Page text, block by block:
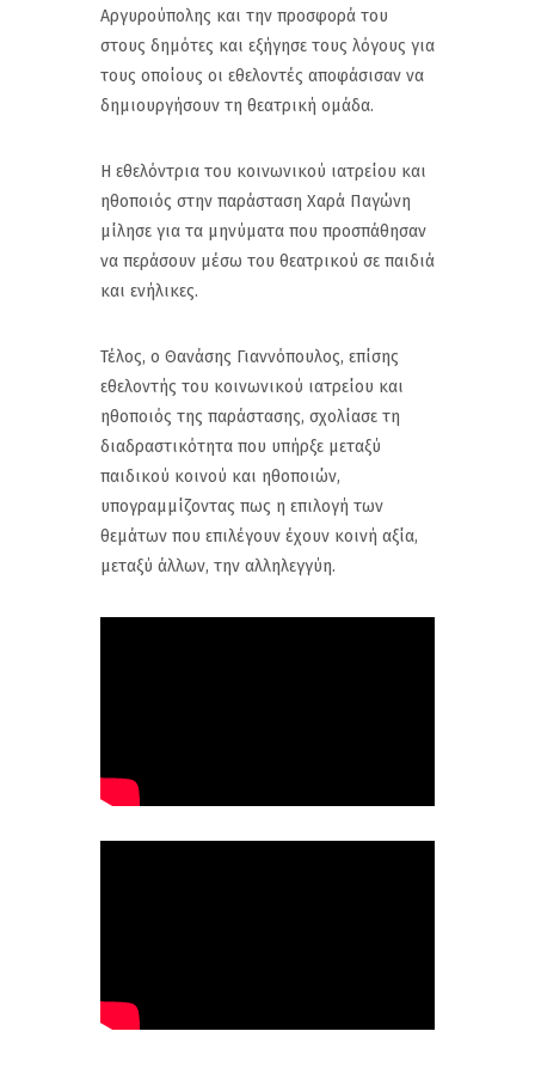
Αργυρούπολης και την προσφορά του
στους δημότες και εξήγησε τους λόγους για
τους οποίους οι εθελοντές αποφάσισαν να
δημιουργήσουν τη θεατρική ομάδα.
Η εθελόντρια του κοινωνικού ιατρείου και
ηθοποιός στην παράσταση Χαρά Παγώνη
μίλησε για τα μηνύματα που προσπάθησαν
να περάσουν μέσω του θεατρικού σε παιδιά
και ενήλικες.
Τέλος, ο Θανάσης Γιαννόπουλος, επίσης
εθελοντής του κοινωνικού ιατρείου και
ηθοποιός της παράστασης, σχολίασε τη
διαδραστικότητα που υπήρξε μεταξύ
παιδικού κοινού και ηθοποιών,
υπογραμμίζοντας πως η επιλογή των
θεμάτων που επιλέγουν έχουν κοινή αξία,
μεταξύ άλλων, την αλληλεγγύη.